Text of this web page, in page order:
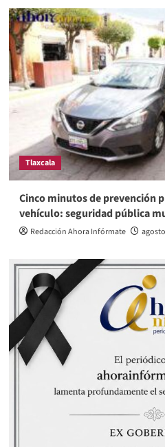
Tlaxcala
Cinco minutos de prevención
vehículo: seguridad pública
Redacción Ahora Infórmate